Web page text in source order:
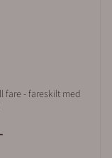
fare - fareskilt med